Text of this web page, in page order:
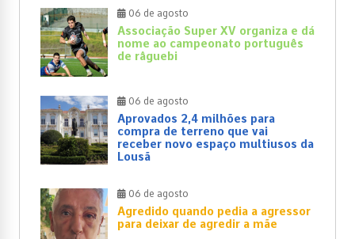
06 de agosto
Associação Super XV organiza e dá
nome ao campeonato português
de râguebi
06 de agosto
Aprovados 2,4 milhões para
compra de terreno que vai
receber novo espaço multiusos da
Lousã
06 de agosto
Agredido quando pedia a agressor
para deixar de agredir a mãe